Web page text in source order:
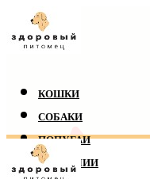
КОШКИ
СОБАКИ
ПОПУГАИ
РЕПТИЛИИ